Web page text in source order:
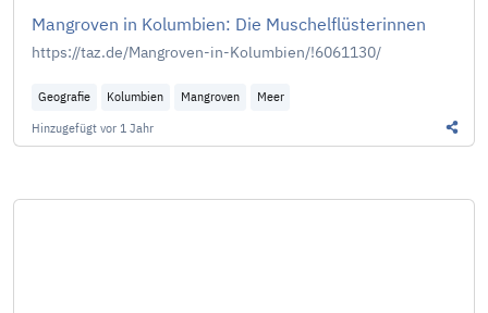
Mangroven in Kolumbien: Die Muschelflüsterinnen
https://taz.de/Mangroven-in-Kolumbien/!6061130/
Geografie Kolumbien Mangroven
Meer
Hinzugefügt vor 1 Jahr